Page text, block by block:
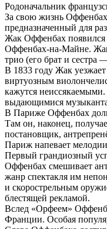
Родоначальник
За свою жизнь Оффенбах
предназначенный для
Жак Оффенбах появился
Оффенбах-на-Майне. Жак
трио (его брат и сестра
В 1833 году Жак
виртуозным
кажутся
выдающимися
В Париже Оффенбах
Там он, наконец,
постановщик,
Париж напевает
Первый грандиозный
Оффенбах смешивает
жанр спектакля им
и скорострельным
блестящей рекламой.
Вслед «Орфеем»
Франции. Особая